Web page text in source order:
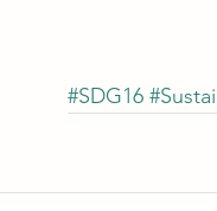
#SDG16